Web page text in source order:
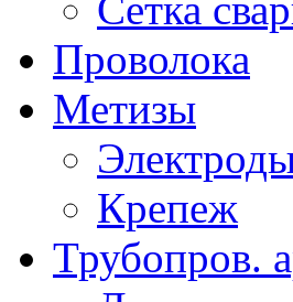
Проволока
Метизы
Крепеж
Трубопров.